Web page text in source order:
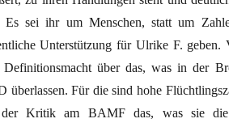
sei ihr um Menschen, statt um
Unterstützung für Ulrike F. geben.
über das, was in der
überlassen. Für die sind hohe
Kritik am BAMF das, was sie die